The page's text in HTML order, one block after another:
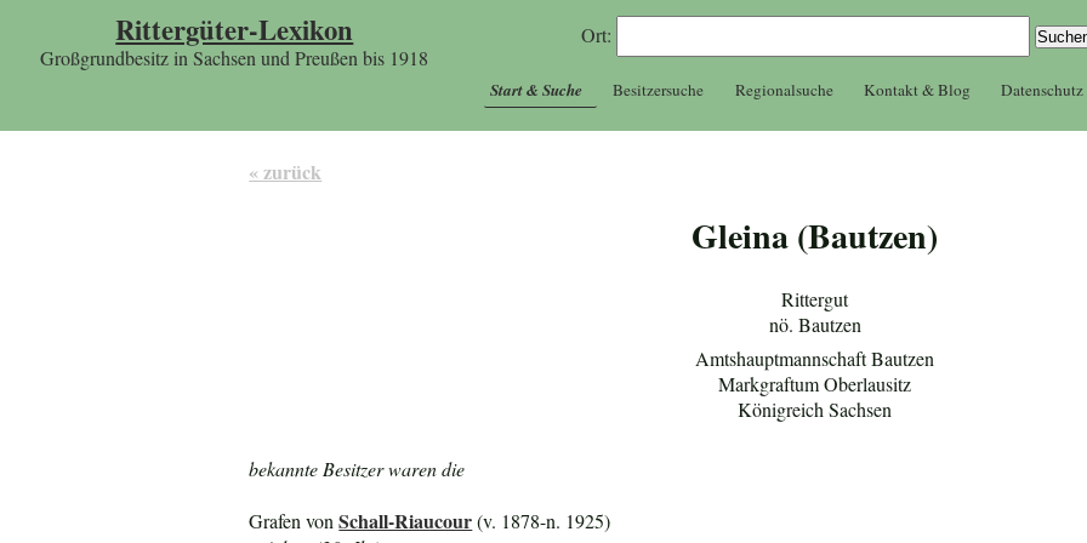
Rittergüter-Lexikon
Großgrundbesitz in Sachsen und Preußen bis 1918
Ort:
Start & Suche Besitzersuche Regionalsuche Kontakt & Blog Datenschutz
« zurück
Gleina (Bautzen)
Rittergut
nö. Bautzen
Amtshauptmannschaft Bautzen
Markgraftum Oberlausitz
Königreich Sachsen
bekannte Besitzer waren die
Grafen vonSchall-Riaucour(v. 1878-n. 1925)